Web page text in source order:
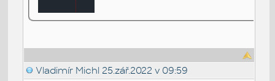
Vladimír Michl 25.zář.2022 v 09:59